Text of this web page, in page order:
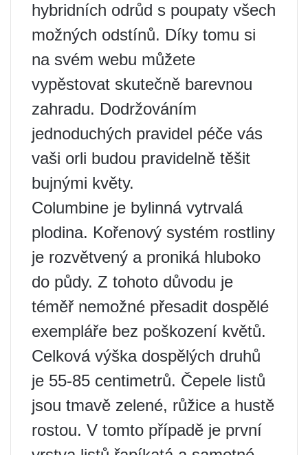
hybridních odrůd s poupaty všech
možných odstínů. Díky tomu si
na svém webu můžete
vypěstovat skutečně barevnou
zahradu. Dodržováním
jednoduchých pravidel péče vás
vaši orli budou pravidelně těšit
bujnými květy.
Columbine je bylinná vytrvalá
plodina. Kořenový systém rostliny
je rozvětvený a proniká hluboko
do půdy. Z tohoto důvodu je
téměř nemožné přesadit dospělé
exempláře bez poškození květů.
Celková výška dospělých druhů
je 55-85 centimetrů. Čepele listů
jsou tmavě zelené, růžice a hustě
rostou. V tomto případě je první